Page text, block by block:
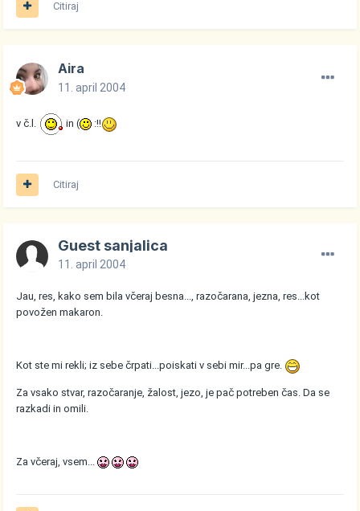
Citiraj
Aira
11. april 2004
v č.l. in ( :!!
Citiraj
Guest sanjalica
11. april 2004
Jau, res, kako sem bila včeraj besna..., razočarana, jezna, res...kot
povožen makaron.
Kot ste mi rekli; iz sebe črpati...poiskati v sebi mir...pa gre.
Za vsako stvar, razočaranje, žalost, jezo, je pač potreben čas. Da se
razkadi in omili.
Za včeraj, vsem...